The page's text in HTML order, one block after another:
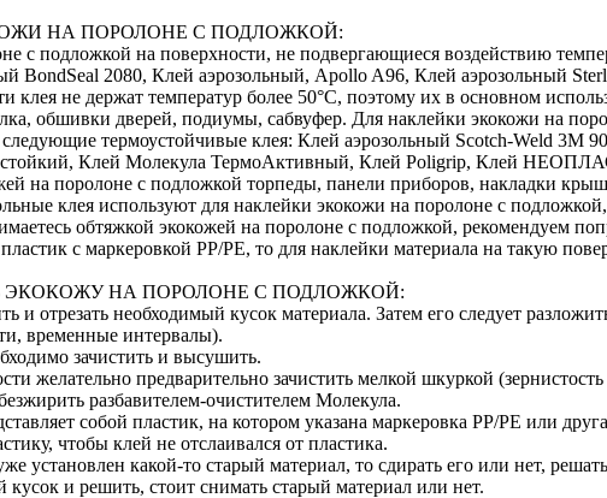
НА ПОРОЛОНЕ С ПОДЛОЖКОЙ:
с подложкой на поверхности, не подвергающиеся воздействию
BondSeal 2080, Клей аэрозольный, Apollo A96, Клей аэрозольный
клея не держат температур более 50°С, поэтому их в основном
обшивки дверей, подиумы, сабвуфер. Для наклейки экокожи на
следующие термоустойчивые клея: Клей аэрозольный Scotch-Weld
Клей Молекула ТермоАктивный, Клей Poligrip, Клей
на поролоне с подложкой торпеды, панели приборов, накладки
клея используют для наклейки экокожи на поролоне с
обтяжкой экокожей на поролоне с подложкой, рекомендуем
пластик с маркеровкой PP/PE, то для наклейки материала на такую
ЭКОКОЖУ НА ПОРОЛОНЕ С ПОДЛОЖКОЙ:
и отрезать необходимый кусок материала. Затем его следует
временные интервалы).
зачистить и высушить.
желательно предварительно зачистить мелкой шкуркой
разбавителем-очистителем Молекула.
собой пластик, на котором указана маркеровка PP/PE или
чтобы клей не отслаивался от пластика.
установлен какой-то старый материал, то сдирать его или нет,
кусок и решить, стоит снимать старый материал или нет.